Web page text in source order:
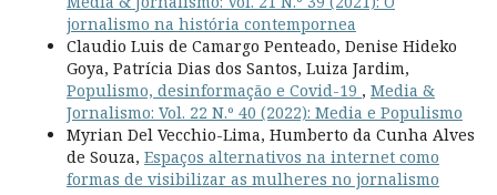
jornalismo na história contempornea
Claudio Luis de Camargo Penteado, Denise Hideko
Goya, Patrícia Dias dos Santos, Luiza Jardim,
Populismo, desinformação e Covid-19 , Media &
Jornalismo: Vol. 22 N.º 40 (2022): Media e Populismo
Myrian Del Vecchio-Lima, Humberto da Cunha Alves
de Souza, Espaços alternativos na internet como
formas de visibilizar as mulheres no jornalismo